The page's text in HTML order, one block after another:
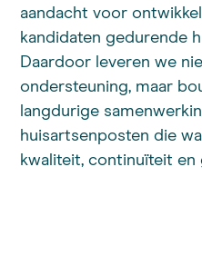
aandacht voor
kandidaten gedurende
Daardoor leveren we
ondersteuning, maar
langdurige
huisartsenposten die
kwaliteit, continuïteit en